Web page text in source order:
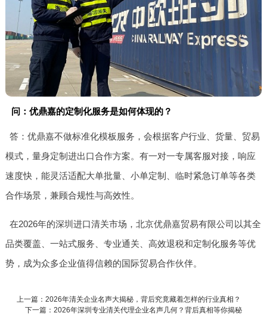
问：优鼎嘉的定制化服务是如何体现的？
答：优鼎嘉不做标准化模板服务，会根据客户行业、货量、贸易
模式，量身定制进出口合作方案。有一对一专属客服对接，响应
速度快，能灵活适配大单批量、小单定制、临时紧急订单等各类
合作场景，兼顾合规性与高效性。
在2026年的深圳进口清关市场，北京优鼎嘉贸易有限公司以其全
品类覆盖、一站式服务、专业通关、高效退税和定制化服务等优
势，成为众多企业值得信赖的国际贸易合作伙伴。
上一篇：2026年清关企业名声大揭秘，背后究竟藏着怎样的行业真相？
下一篇：2026年深圳专业清关代理企业名声几何？背后真相等你揭秘